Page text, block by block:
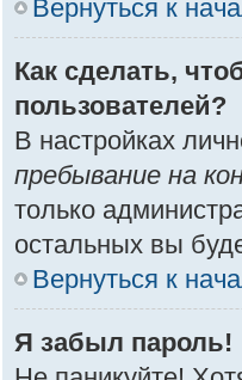
Вернуться к
Как сделать,
пользователей?
В настройках
пребывание на
только
остальных вы
Вернуться к
Я забыл пароль!